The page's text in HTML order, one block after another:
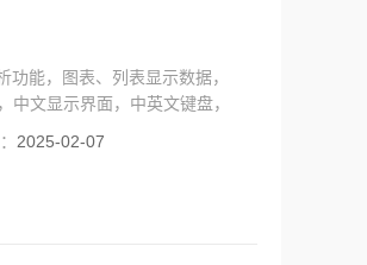
能，图表、列表显示数据，
文显示界面，中英文键盘，
2025-02-07